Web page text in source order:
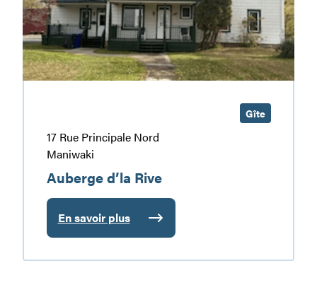
Gîte
17 Rue Principale Nord
Maniwaki
Auberge d’la Rive
En savoir plus
:
Auberge
d’la